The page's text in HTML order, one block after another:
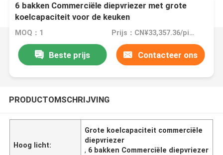
6 bakken Commerciële diepvriezer met grote
koelcapaciteit voor de keuken
MOQ：1 Prijs：CN¥33,357.36/pieces >=1 pieces
Beste prijs Contacteer ons
PRODUCTOMSCHRIJVING
Hoog licht:
Grote koelcapaciteit commerciële
diepvriezer
, 6 bakken Commerciële diepvriezer